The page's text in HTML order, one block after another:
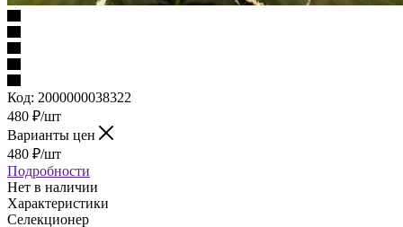
Код: 2000000038322
480 ₽/шт
Варианты цен
480 ₽/шт
Подробности
Нет в наличии
Характеристики
Селекционер